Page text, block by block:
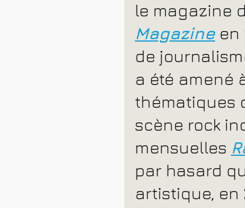
le magazine
Magazine en
de
a été amené
thématiques
scène rock
mensuelles
par hasard
artistique, en